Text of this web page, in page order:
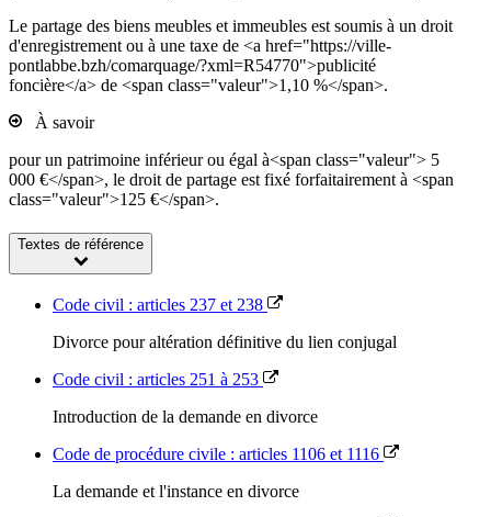
Le partage des biens meubles et immeubles est soumis à un droit
d'enregistrement ou à une taxe de <a href="https://ville-
pontlabbe.bzh/comarquage/?xml=R54770">publicité
foncière</a> de <span class="valeur">1,10 %</span>.
À savoir
pour un patrimoine inférieur ou égal à<span class="valeur"> 5
000 €</span>, le droit de partage est fixé forfaitairement à <span
class="valeur">125 €</span>.
Textes de référence
Code civil : articles 237 et 238
Divorce pour altération définitive du lien conjugal
Code civil : articles 251 à 253
Introduction de la demande en divorce
Code de procédure civile : articles 1106 et 1116
La demande et l'instance en divorce